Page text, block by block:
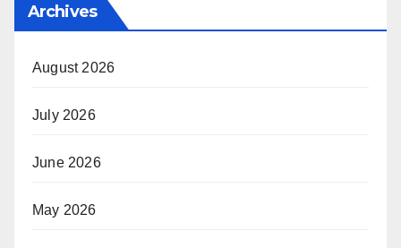
Archives
August 2026
July 2026
June 2026
May 2026